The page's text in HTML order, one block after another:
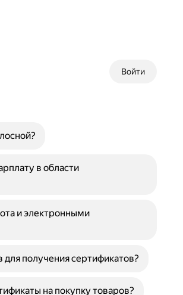
Войти
в области
и электронными
получения сертификатов?
на покупку товаров?